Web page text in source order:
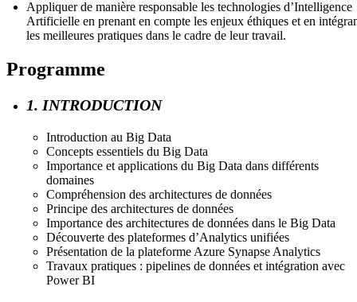
Appliquer de manière responsable les technologies d’Intelligence
Artificielle en prenant en compte les enjeux éthiques et en
les meilleures pratiques dans le cadre de leur travail.
Programme
1. INTRODUCTION
Introduction au Big Data
Concepts essentiels du Big Data
Importance et applications du Big Data dans différents
domaines
Compréhension des architectures de données
Principe des architectures de données
Importance des architectures de données dans le Big Data
Découverte des plateformes d’Analytics unifiées
Présentation de la plateforme Azure Synapse Analytics
Travaux pratiques : pipelines de données et intégration avec
Power BI